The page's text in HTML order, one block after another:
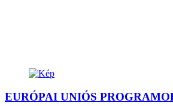
EURÓPAI UNIÓS